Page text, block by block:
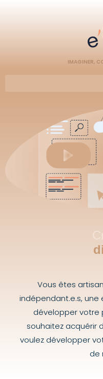
IMAGINER,
Vous êtes
indépendant.e.s,
développer votre
souhaitez acquérir
voulez développer
de